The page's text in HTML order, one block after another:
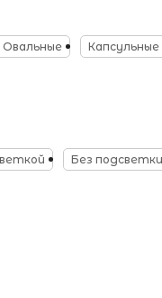
Овальные Капсульные
Без подсветки